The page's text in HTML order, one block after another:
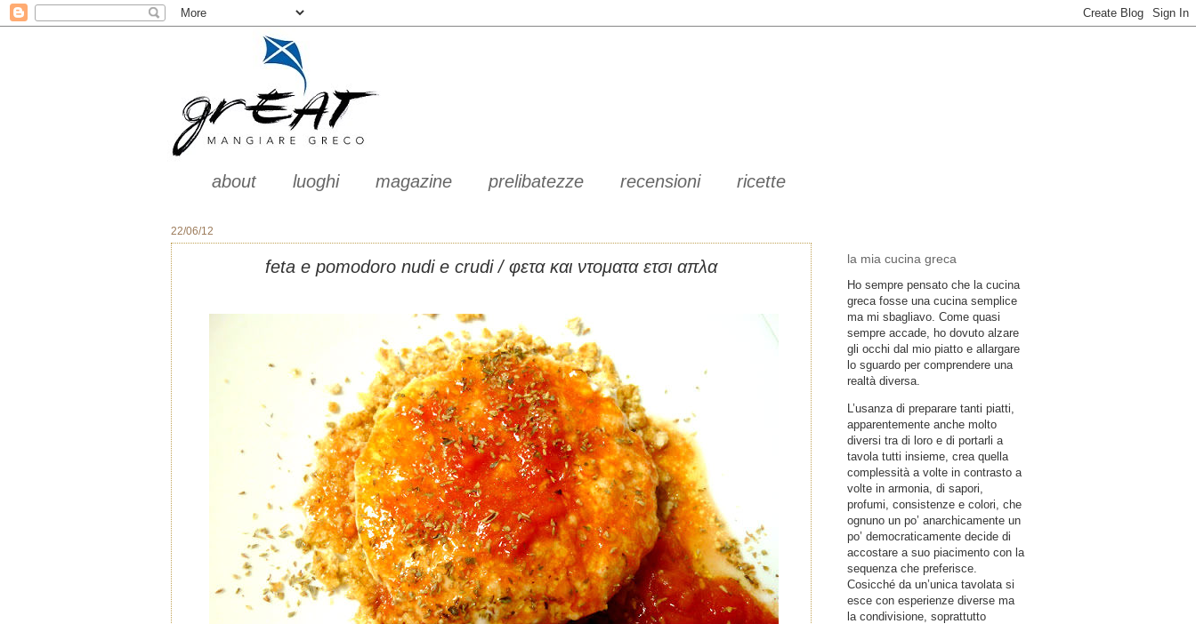
about luoghi magazine prelibatezze recensioni ricette
22/06/12
feta e pomodoro nudi e crudi / φετα και ντοματα ετσι απλα la mia cucina greca
Ho sempre pensato che la cucina
greca fosse una cucina semplice
ma mi sbagliavo. Come quasi
sempre accade, ho dovuto alzare
gli occhi dal mio piatto e allargare
lo sguardo per comprendere una
realtà diversa.
L’usanza di preparare tanti piatti,
apparentemente anche molto
diversi tra di loro e di portarli a
tavola tutti insieme, crea quella
complessità a volte in contrasto a
volte in armonia, di sapori,
profumi, consistenze e colori, che
ognuno un po’ anarchicamente un
po’ democraticamente decide di
accostare a suo piacimento con la
sequenza che preferisce.
Cosicché da un’unica tavolata si
esce con esperienze diverse ma
la condivisione, soprattutto